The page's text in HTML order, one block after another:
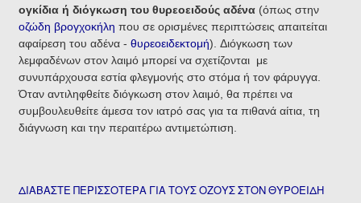
ογκίδια ή διόγκωση του θυρεοειδούς αδένα (όπως στην
οζώδη βρογχοκήλη που σε ορισμένες περιπτώσεις απαιτείται
αφαίρεση του αδένα -θυρεοειδεκτομή). Διόγκωση των
λεμφαδένων στον λαιμό μπορεί να σχετίζονται με
συνυπάρχουσα εστία φλεγμονής στο στόμα ή τον φάρυγγα.
Όταν αντιληφθείτε διόγκωση στον λαιμό, θα πρέπει να
συμβουλευθείτε άμεσα τον ιατρό σας για τα πιθανά αίτια, τη
διάγνωση και την περαιτέρω αντιμετώπιση.
ΔΙΑΒΑΣΤΕ ΠΕΡΙΣΣΟΤΕΡΑ ΓΙΑ ΤΟΥΣ ΟΖΟΥΣ ΣΤΟΝ ΘΥΡΟΕΙΔΗ